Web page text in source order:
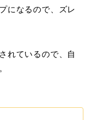
になるので、ズレ
れているので、自